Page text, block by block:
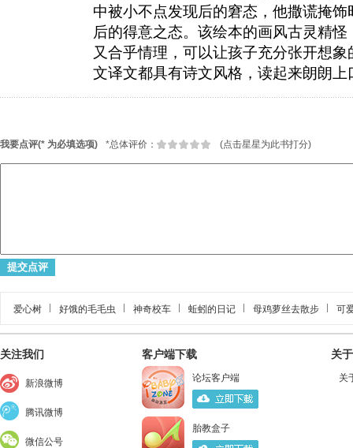
中被小不点发现后的窘态，他撒谎掩
后的得意之态。该绘本的画风古灵精
又合乎情理，可以让孩子充分张开想
文译文都具有诗文风格，读起来朗朗上
我要点评(* 为必填选项) *总体评价： (点击星星为此书打分)
爱心树 好饿的毛毛虫 神奇校车 蚯蚓的日记 母鸡萝丝去散步 可
关注我们
新浪微博
腾讯微博
微信公号
客户端下载
论坛客户端
胎教盒子
关
关